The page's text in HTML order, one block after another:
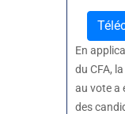
En
du CFA,
au vote a
des